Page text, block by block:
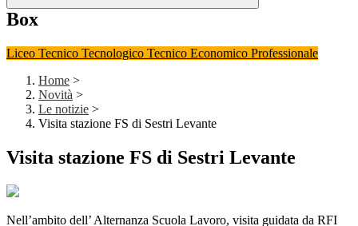
Box
Liceo Tecnico Tecnologico Tecnico Economico Professionale
Home >
Novità >
Le notizie >
Visita stazione FS di Sestri Levante
Visita stazione FS di Sestri Levante
Nell’ambito dell’ Alternanza Scuola Lavoro, visita guidata da RFI